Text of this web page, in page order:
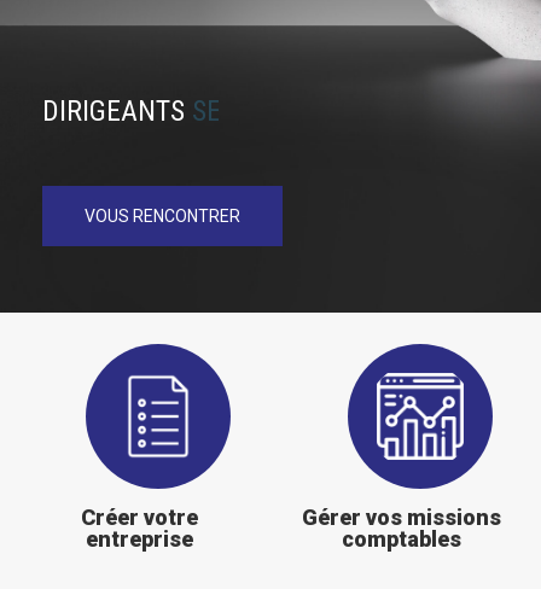
DIRIGEANTS CONNECTÉS
VOUS RENCONTRER
d'entreprise
Créer votre
entreprise
entreprise
Gérer vos missions
comptables